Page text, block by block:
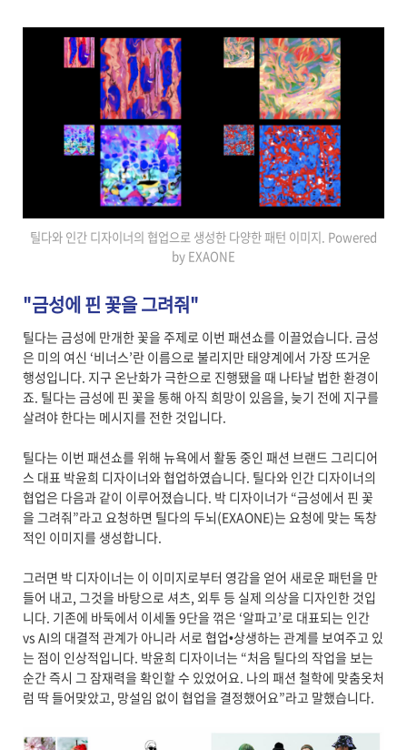
틸다와 인간 디자이너의 협업으로 생성한 다양한 패턴 이미지. Powered
by EXAONE
"금성에 핀 꽃을 그려줘"
틸다는 금성에 만개한 꽃을 주제로 이번 패션쇼를 이끌었습니다. 금성
은 미의 여신 ‘비너스’란 이름으로 불리지만 태양계에서 가장 뜨거운
행성입니다. 지구 온난화가 극한으로 진행됐을 때 나타날 법한 환경이
죠. 틸다는 금성에 핀 꽃을 통해 아직 희망이 있음을, 늦기 전에 지구를
살려야 한다는 메시지를 전한 것입니다.
틸다는 이번 패션쇼를 위해 뉴욕에서 활동 중인 패션 브랜드 그리디어
스 대표 박윤희 디자이너와 협업하였습니다. 틸다와 인간 디자이너의
협업은 다음과 같이 이루어졌습니다. 박 디자이너가 “금성에서 핀 꽃
을 그려줘”라고 요청하면 틸다의 두뇌(EXAONE)는 요청에 맞는 독창
적인 이미지를 생성합니다.
그러면 박 디자이너는 이 이미지로부터 영감을 얻어 새로운 패턴을 만
들어 내고, 그것을 바탕으로 셔츠, 외투 등 실제 의상을 디자인한 것입
니다. 기존에 바둑에서 이세돌 9단을 꺾은 ‘알파고’로 대표되는 인간
vs AI의 대결적 관계가 아니라 서로 협업•상생하는 관계를 보여주고 있
는 점이 인상적입니다. 박윤희 디자이너는 “처음 틸다의 작업을 보는
순간 즉시 그 잠재력을 확인할 수 있었어요. 나의 패션 철학에 맞춤옷처
럼 딱 들어맞았고, 망설임 없이 협업을 결정했어요”라고 말했습니다.